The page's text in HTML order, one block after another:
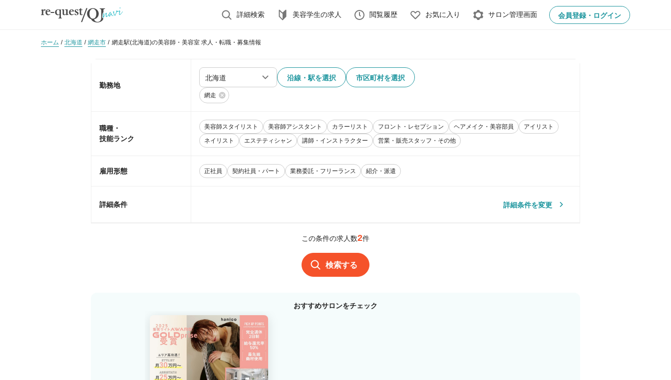
詳細検索 美容学生の求人 閲覧履歴 お気に入り サロン管理画面 会員登録・ログイン
ホーム 北海道 網走市 網走駅(北海道)の美容師・美容室 求人・転職・募集情報
勤務地
沿線・駅を選択 市区町村を選択
網走
職種・
技能ランク
美容師スタイリスト 美容師アシスタント カラーリスト フロント・レセプション ヘアメイク・美容部員
アイリスト
ネイリスト
エステティシャン 講師・インストラクター 営業・販売スタッフ・その他
雇用形態 正社員 契約社員・パート 業務委託・フリーランス 紹介・派遣
詳細条件 詳細条件を変更
この条件の求人数2件
検索する
おすすめサロンをチェック